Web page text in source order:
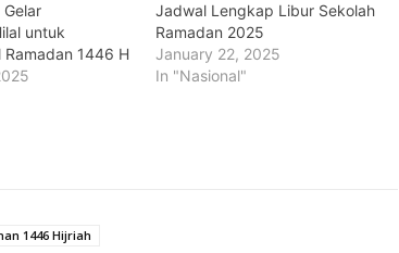
Gelar
untuk
Ramadan 1446 H
Jadwal Lengkap Libur Sekolah
Ramadan 2025
January 22, 2025
In "Nasional"
1446 Hijriah